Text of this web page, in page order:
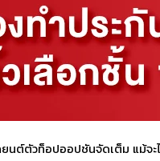
ต์ตัวท็อปออปชันจัดเต็ม แม้จ